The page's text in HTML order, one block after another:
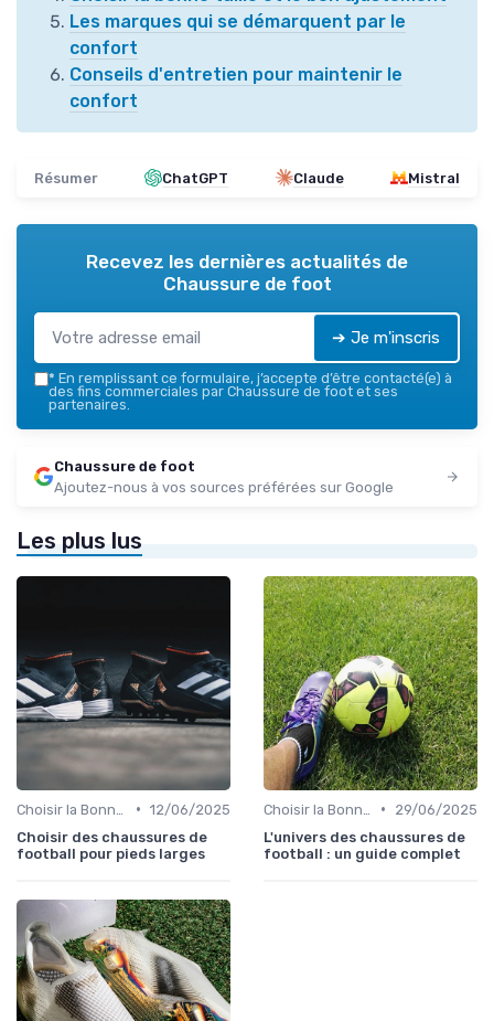
Les marques qui se démarquent par le
confort
Conseils d'entretien pour maintenir le
confort
Résumer ChatGPT Claude Mistral
Recevez les dernières actualités de
Chaussure de foot
➔ Je m'inscris
* En remplissant ce formulaire, j’accepte d’être contacté(e) à
des fins commerciales par Chaussure de foot et ses
partenaires.
Chaussure de foot
Ajoutez-nous à vos sources préférées sur Google
Les plus lus
• 12/06/2025
Choisir des chaussures de
football pour pieds larges
•
29/06/2025
L'univers des chaussures de
football : un guide complet